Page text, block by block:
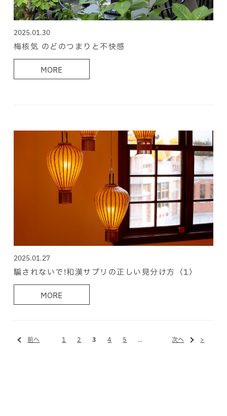
2025.01.30
梅核気 のどのつまりと不快感
MORE
2025.01.27
騙されないで!和漢サプリの正しい見分け方〈1〉
MORE
前へ 1 2 3 4 5 ... 次へ >